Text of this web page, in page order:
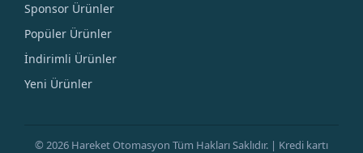
Sponsor Ürünler
Popüler Ürünler
İndirimli Ürünler
Yeni Ürünler
© 2026 Hareket Otomasyon Tüm Hakları Saklıdır. | Kredi kartı